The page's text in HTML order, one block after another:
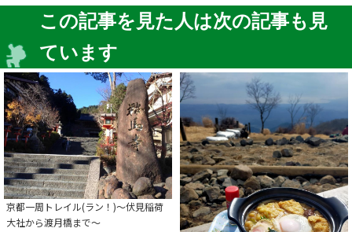
この記事を見た人は次の記事も見
ています
京都一周トレイル(ラン！)～伏見稲荷
大社から渡月橋まで～